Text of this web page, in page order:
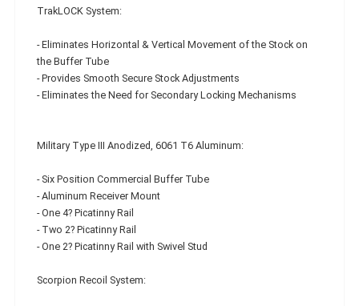
TrakLOCK System:
- Eliminates Horizontal & Vertical Movement of the Stock on
the Buffer Tube
- Provides Smooth Secure Stock Adjustments
- Eliminates the Need for Secondary Locking Mechanisms
Military Type III Anodized, 6061 T6 Aluminum:
- Six Position Commercial Buffer Tube
- Aluminum Receiver Mount
- One 4? Picatinny Rail
- Two 2? Picatinny Rail
- One 2? Picatinny Rail with Swivel Stud
Scorpion Recoil System: